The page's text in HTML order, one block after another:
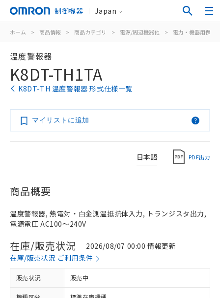
制御機器 Japan
ホーム > 商品情報 > 商品カテゴリ > 電源/周辺機器他 > 電力・機器用保護
温度警報器
K8DT-TH1TA
K8DT-TH 温度警報器 形式仕様一覧
マイリストに追加
日本語 PDF出力
商品概要
温度警報器, 熱電対・白金測温抵抗体入力, トランジスタ出力,
電源電圧 AC100～240V
在庫/販売状況
2026/08/07 00:00 情報更新
在庫/販売状況 ご利用条件
販売状況 販売中